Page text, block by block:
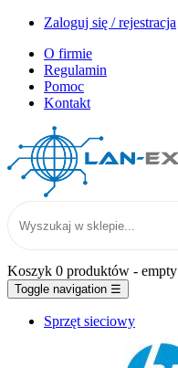
Zaloguj się / rejestracja
O firmie
Regulamin
Pomoc
Kontakt
Koszyk 0 produktów - empty
Toggle navigation ☰
Sprzęt sieciowy